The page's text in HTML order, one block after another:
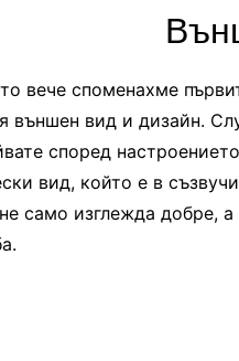
вече споменахме
външен вид и дизайн.
според
вид, който е в
само изглежда добре,